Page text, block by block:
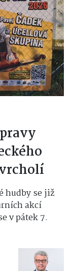
hudby se již
akcí
v pátek 7.